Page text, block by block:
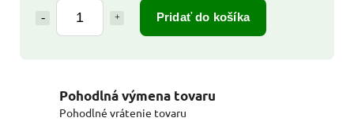
Pridať do košíka
Pohodlná výmena tovaru
Pohodlné vrátenie tovaru